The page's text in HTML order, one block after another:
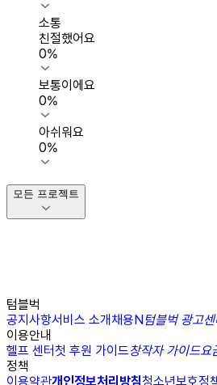
소통
친절했어요
0%
보통이에요
0%
아쉬워요
0%
모든 프로젝트
텀블벅
공지사항서비스 소개채용N텀블벅 광고
이용안내
헬프 센터첫 후원 가이드창작자 가이드요
정책
이용약관개인정보처리방침청소년보호정